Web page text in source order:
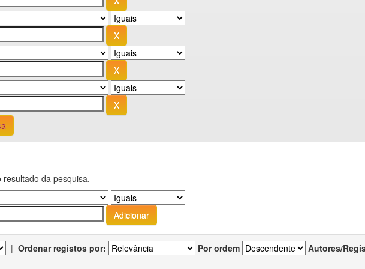
da pesquisa.
| Ordenar registos por: Por ordem Autores/